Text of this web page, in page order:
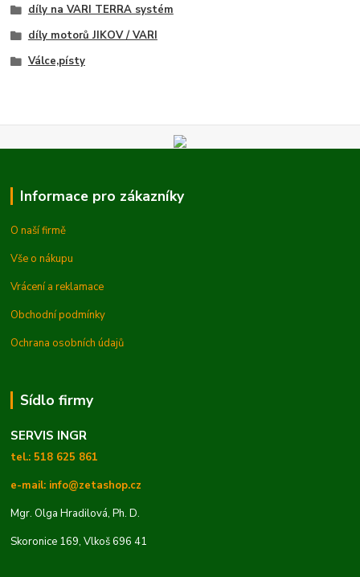
díly na VARI TERRA systém
díly motorů JIKOV / VARI
Válce,písty
Informace pro zákazníky
O naší firmě
Vše o nákupu
Vrácení a reklamace
Obchodní podmínky
Ochrana osobních údajů
Sídlo firmy
SERVIS INGR
tel.: 518 625 861
e-mail: info@zetashop.cz
Mgr. Olga Hradilová, Ph. D.
Skoronice 169, Vlkoš 696 41